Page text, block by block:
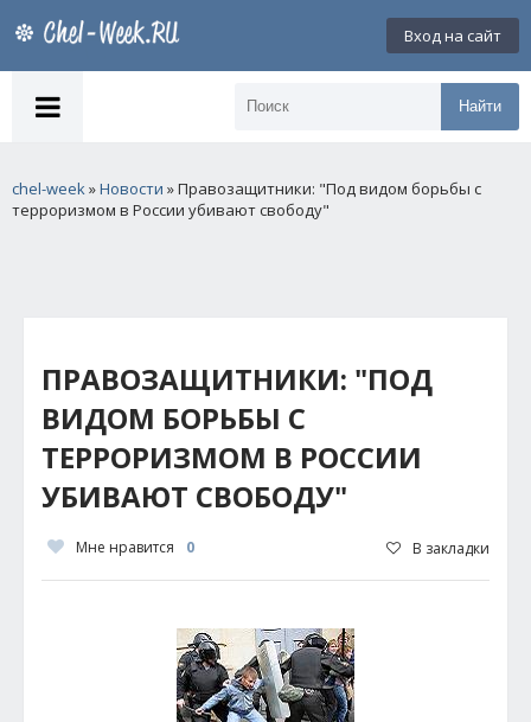
Вход на сайт
Найти
chel-week»Новости » Правозащитники: "Под видом борьбы с
терроризмом в России убивают свободу"
ПРАВОЗАЩИТНИКИ: "ПОД
ВИДОМ БОРЬБЫ С
ТЕРРОРИЗМОМ В РОССИИ
УБИВАЮТ СВОБОДУ"
Мне нравится 0 В закладки